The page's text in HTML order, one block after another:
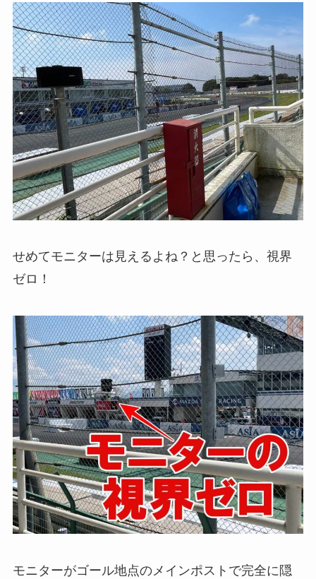
せめてモニターは見えるよね？と思ったら、視界
ゼロ！
モニターがゴール地点のメインポストで完全に隠